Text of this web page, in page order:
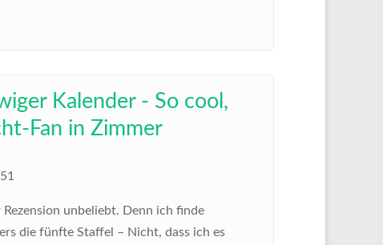
Kalender - So cool,
Fan in Zimmer
unbeliebt. Denn ich finde
die fünfte Staffel – Nicht, dass ich es